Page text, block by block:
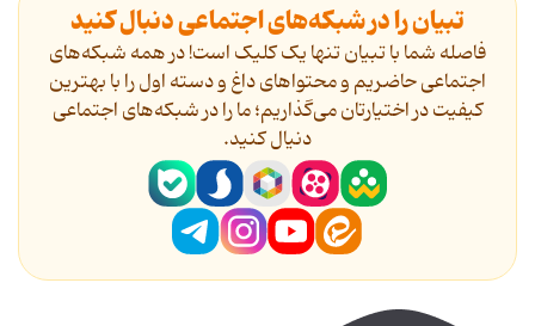
تبیان را در شبکه‌های اجتماعی دنبال کنید
فاصله شما با تبیان تنها یک کلیک است! در همه شبکه‌های
اجتماعی حاضریم و محتواهای داغ و دسته اول را با بهترین
کیفیت در اختیارتان می‌گذاریم؛ ما را در شبکه‌های اجتماعی
دنیال کنید.